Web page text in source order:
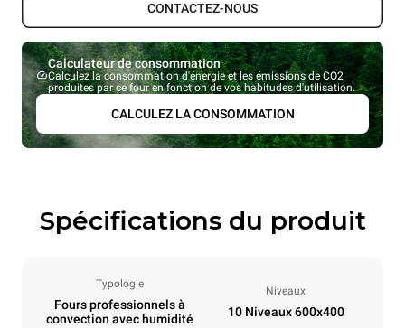
CONTACTEZ-NOUS
Calculateur de consommation
Calculez la consommation d'énergie et les émissions de CO2
produites par ce four en fonction de vos habitudes d'utilisation.
CALCULEZ LA CONSOMMATION
Spécifications du produit
Typologie
Fours professionnels à
convection avec humidité
Niveaux
10 Niveaux 600x400